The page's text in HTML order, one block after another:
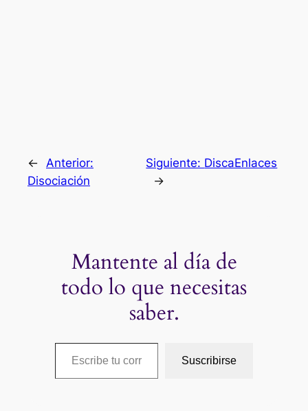
← Anterior:
Disociación
Siguiente: DiscaEnlaces
→
Mantente al día de
todo lo que necesitas
saber.
Escribe tu correo electrónico…
Suscribirse